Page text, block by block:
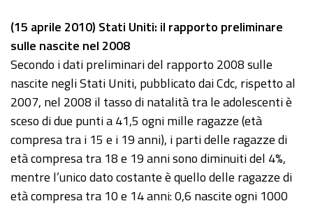
(15 aprile 2010) Stati Uniti: il rapporto preliminare
sulle nascite nel 2008
Secondo i dati preliminari del rapporto 2008 sulle
nascite negli Stati Uniti, pubblicato dai Cdc, rispetto al
2007, nel 2008 il tasso di natalità tra le adolescenti è
sceso di due punti a 41,5 ogni mille ragazze (età
compresa tra i 15 e i 19 anni), i parti delle ragazze di
età compresa tra 18 e 19 anni sono diminuiti del 4%,
mentre l’unico dato costante è quello delle ragazze di
età compresa tra 10 e 14 anni: 0,6 nascite ogni 1000